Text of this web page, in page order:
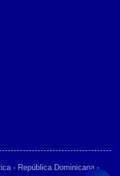
- República Dominicana -